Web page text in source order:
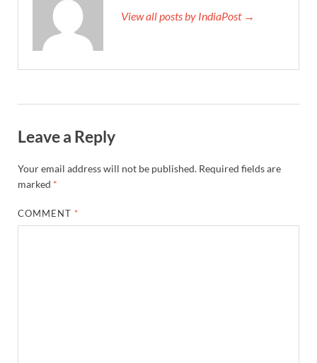
Sapne Me Aag Dekhna: सपने में आग देखना का मतलब
View all posts by IndiaPost →
Leave a Reply
Your email address will not be published. Required fields are
marked *
COMMENT *